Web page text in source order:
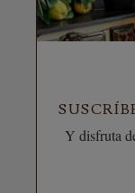
Y disfruta